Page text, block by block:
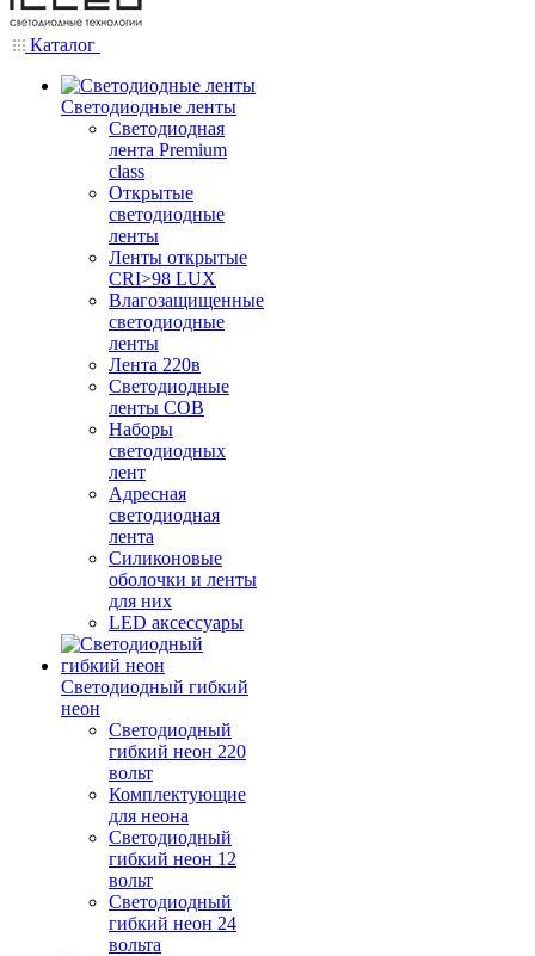
Каталог
Светодиодные ленты
Светодиодная
лента Premium
class
Открытые
светодиодные
ленты
Ленты открытые
CRI>98 LUX
Влагозащищенные
светодиодные
ленты
Лента 220в
Светодиодные
ленты COB
Наборы
светодиодных
лент
Адресная
светодиодная
лента
Силиконовые
оболочки и ленты
для них
LED аксессуары
Светодиодный гибкий
неон
Светодиодный
гибкий неон 220
вольт
Комплектующие
для неона
Светодиодный
гибкий неон 12
вольт
Светодиодный
гибкий неон 24
вольта